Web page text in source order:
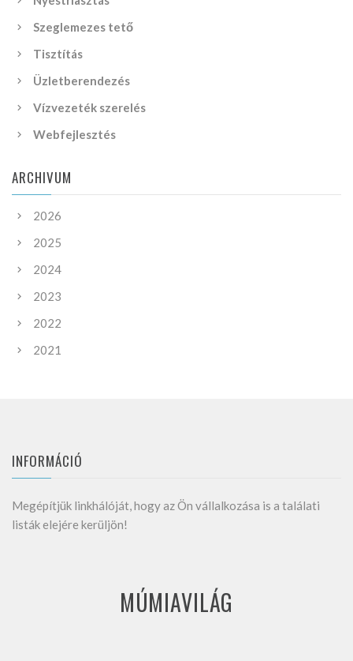
Szeglemezes tető
Tisztítás
Üzletberendezés
Vízvezeték szerelés
Webfejlesztés
ARCHIVUM
2026
2025
2024
2023
2022
2021
INFORMÁCIÓ
Megépítjük linkhálóját, hogy az Ön vállalkozása is a találati
listák elejére kerüljön!
MÚMIAVILÁG